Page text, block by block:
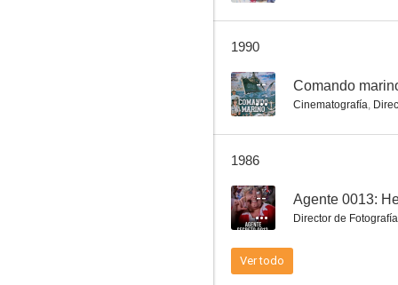
1990
-- Comando
Cinematografía,
1986
-- Agente 0013:
Director de Fotografía
Ver todo